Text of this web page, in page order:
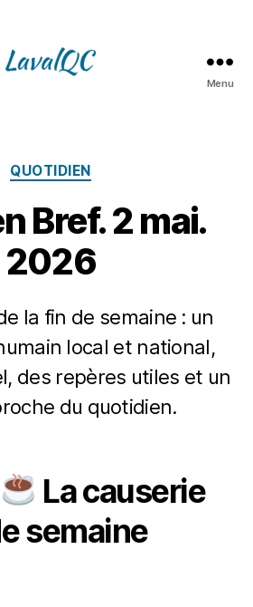
Menu
Catégories
QUOTIDIEN
Bref. 2 mai.
2026
la fin de semaine : un
local et national,
des repères utiles et un
du quotidien.
l'article
P
a
ri
a
l’article
2
m
ai
2
6
La causerie
semaine